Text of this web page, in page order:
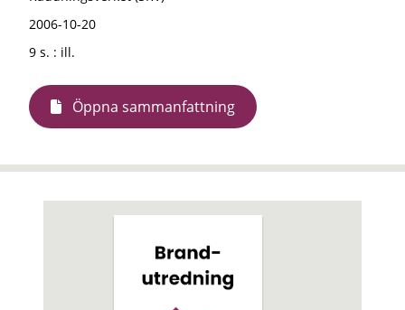
2006-10-20
9 s. : ill.
Öppna sammanfattning